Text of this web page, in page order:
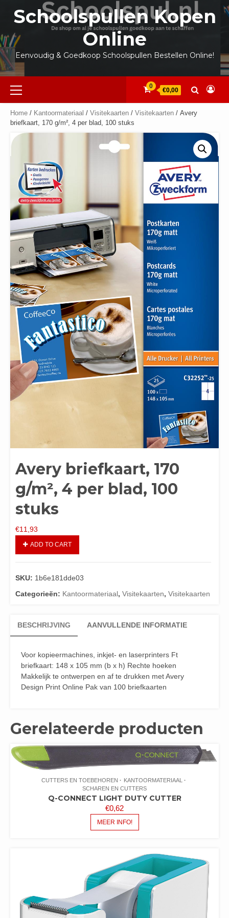
inhoud
Schoolspullen Kopen
Online
Eenvoudig & Goedkoop Schoolspullen Bestellen Online!
Primair
menu
0
€0,00
Home / Kantoormateriaal / Visitekaarten / Visitekaarten / Avery
briefkaart, 170 g/m², 4 per blad, 100 stuks
Avery briefkaart, 170
g/m², 4 per blad, 100
stuks
€11,93
ADD TO CART
SKU: 1b6e181dde03
Categorieën: Kantoormateriaal, Visitekaarten, Visitekaarten
BESCHRIJVING AANVULLENDE INFORMATIE
Voor kopieermachines, inkjet- en laserprinters Ft
briefkaart: 148 x 105 mm (b x h) Rechte hoeken
Makkelijk te ontwerpen en af te drukken met Avery
Design Print Online Pak van 100 briefkaarten
Gerelateerde producten
CUTTERS EN TOEBEHOREN
KANTOORMATERIAAL
SCHAREN EN CUTTERS
Q-CONNECT LIGHT DUTY CUTTER
€0,62
MEER INFO!